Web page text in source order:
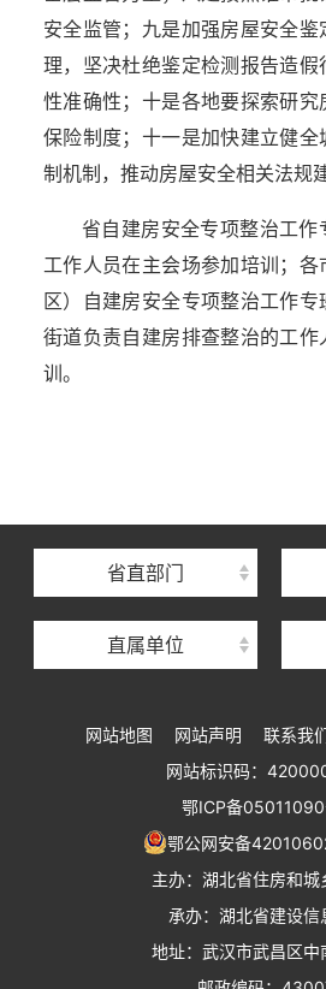
安全监管；九是加强房屋安全
理，坚决杜绝鉴定检测报告造假
性准确性；十是各地要探索研究
保险制度；十一是加快建立健
制机制，推动房屋安全相关法规建
省自建房安全专项整治工作
工作人员在主会场参加培训；各
区）自建房安全专项整治工作专
街道负责自建房排查整治的工
训。
省直部门
直属单位
湖北省住房保障中心
湖北省建设工程质量安全监督总站
湖北省建设工程标准定额管理总站
湖北省住建厅执业资格注册中心
湖北省城乡建设发展中心
湖北城市建设职业技术学院
网站地图 网站声明 联系我
网站标识码：
鄂ICP备05011090
鄂公网安备
主办：湖北省住房和城
承办：湖北省建设信
地址：武汉市武昌区中